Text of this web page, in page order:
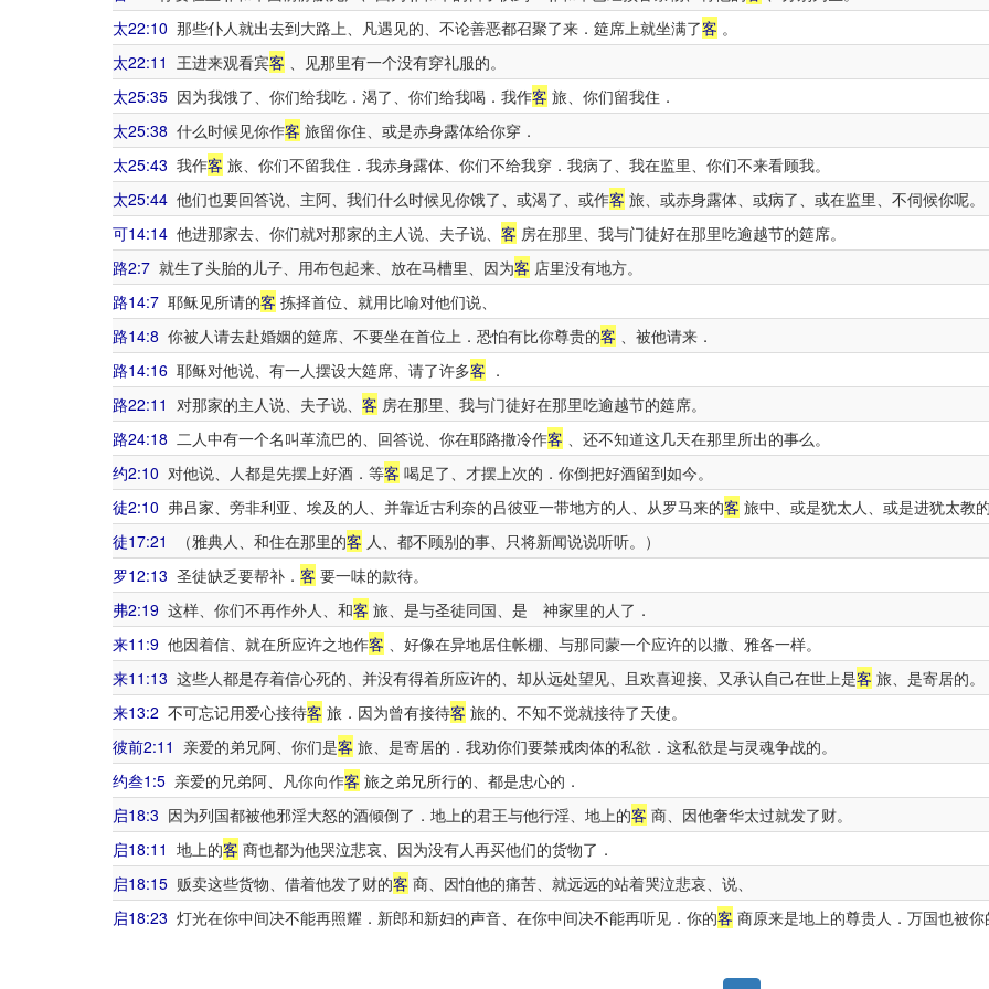
太22:10 那些仆人就出去到大路上、凡遇见的、不论善恶都召聚了来．筵席上就坐满了客 。
太22:11 王进来观看宾客 、见那里有一个没有穿礼服的。
太25:35 因为我饿了、你们给我吃．渴了、你们给我喝．我作客 旅、你们留我住．
太25:38 什么时候见你作客 旅留你住、或是赤身露体给你穿．
太25:43 我作客 旅、你们不留我住．我赤身露体、你们不给我穿．我病了、我在监里、你们不来看顾我。
太25:44 他们也要回答说、主阿、我们什么时候见你饿了、或渴了、或作客 旅、或赤身露体、或病了、或在监里、不伺候你呢。
可14:14 他进那家去、你们就对那家的主人说、夫子说、 客 房在那里、我与门徒好在那里吃逾越节的筵席。
路2:7 就生了头胎的儿子、用布包起来、放在马槽里、因为客 店里没有地方。
路14:7 耶稣见所请的客 拣择首位、就用比喻对他们说、
路14:8 你被人请去赴婚姻的筵席、不要坐在首位上．恐怕有比你尊贵的客 、被他请来．
路14:16 耶稣对他说、有一人摆设大筵席、请了许多客 ．
路22:11 对那家的主人说、夫子说、 客 房在那里、我与门徒好在那里吃逾越节的筵席。
路24:18 二人中有一个名叫革流巴的、回答说、你在耶路撒冷作客 、还不知道这几天在那里所出的事么。
约2:10 对他说、人都是先摆上好酒．等客 喝足了、才摆上次的．你倒把好酒留到如今。
徒2:10 弗吕家、旁非利亚、埃及的人、并靠近古利奈的吕彼亚一带地方的人、从罗马来的客 旅中、或是犹太人、或是进犹太教
徒17:21
（雅典人、和住在那里的客 人、都不顾别的事、只将新闻说说听听。）
罗12:13 圣徒缺乏要帮补． 客 要一味的款待。
弗2:19 这样、你们不再作外人、和客 旅、是与圣徒同国、是 神家里的人了．
来11:9 他因着信、就在所应许之地作客 、好像在异地居住帐棚、与那同蒙一个应许的以撒、雅各一样。
来11:13 这些人都是存着信心死的、并没有得着所应许的、却从远处望见、且欢喜迎接、又承认自己在世上是客 旅、是寄居的。
来13:2 不可忘记用爱心接待客 旅．因为曾有接待客 旅的、不知不觉就接待了天使。
彼前2:11 亲爱的弟兄阿、你们是客 旅、是寄居的．我劝你们要禁戒肉体的私欲．这私欲是与灵魂争战的。
约叁1:5 亲爱的兄弟阿、凡你向作客 旅之弟兄所行的、都是忠心的．
启18:3 因为列国都被他邪淫大怒的酒倾倒了．地上的君王与他行淫、地上的客 商、因他奢华太过就发了财。
启18:11 地上的客 商也都为他哭泣悲哀、因为没有人再买他们的货物了．
启18:15 贩卖这些货物、借着他发了财的客 商、因怕他的痛苦、就远远的站着哭泣悲哀、说、
启18:23 灯光在你中间决不能再照耀．新郎和新妇的声音、在你中间决不能再听见．你的客 商原来是地上的尊贵人．万国也被